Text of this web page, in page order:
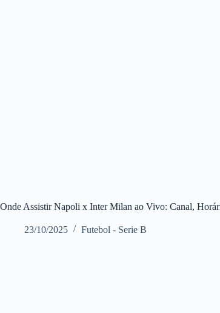
Onde Assistir Napoli x Inter Milan ao Vivo: Canal,
23/10/2025 Futebol - Serie B